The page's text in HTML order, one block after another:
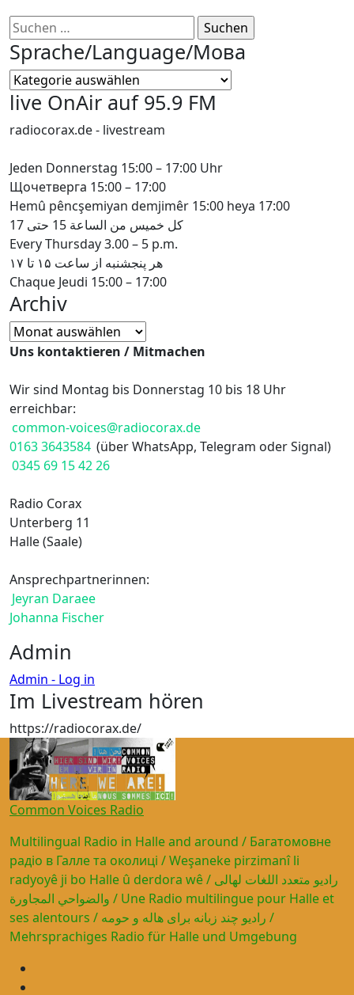
Suchen
nach:
Sprache/Language/Мова
Sprache/Language/
Мова
live OnAir auf 95.9 FM
radiocorax.de - livestream
Jeden Donnerstag 15:00 – 17:00 Uhr
Щочетверга 15:00 – 17:00
Hemû pêncşemiyan demjimêr 15:00 heya 17:00
كل خميس من الساعة 15 حتى 17
Every Thursday 3.00 – 5 p.m.
هر پنجشنبه از ساعت ۱۵ تا ۱۷
Chaque Jeudi 15:00 – 17:00
Archiv
Archiv
Uns kontaktieren / Mitmachen
Wir sind Montag bis Donnerstag 10 bis 18 Uhr
erreichbar:
common-voices@radiocorax.de
0163 3643584 (über WhatsApp, Telegram oder Signal)
0345 69 15 42 26
Radio Corax
Unterberg 11
Halle (Saale)
Ansprechpartnerinnen:
Jeyran Daraee
Johanna Fischer
Admin
Admin - Log in
Im Livestream hören
https://radiocorax.de/
Common Voices Radio
Multilingual Radio in Halle and around / Багатомовне
радіо в Галле та околиці / Weşaneke pirzimanî li
radyoyê ji bo Halle û derdora wê / راديو متعدد اللغات لهالى
والضواحي المجاورة / Une Radio multilingue pour Halle et
ses alentours / رادیو چند زبانه برای هاله و حومه /
Mehrsprachiges Radio für Halle und Umgebung